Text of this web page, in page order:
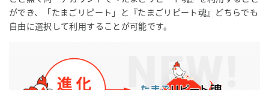
ができ、「たまごリピート」と『たまごリピート魂』どちらでも
自由に選択して利用することが可能です。